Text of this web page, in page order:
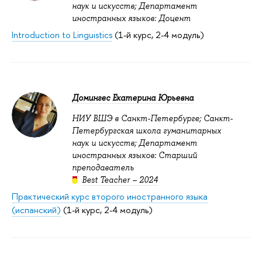
наук и искусств; Департамент
иностранных языков: Доцент
Introduction to Linguistics(1-й курс, 2-4 модуль)
Домингес Екатерина Юрьевна
НИУ ВШЭ в Санкт-Петербурге; Санкт-
Петербургская школа гуманитарных
наук и искусств; Департамент
иностранных языков: Старший
преподаватель
Best Teacher – 2024
Практический курс второго иностранного языка
(испанский) (1-й курс, 2-4 модуль)